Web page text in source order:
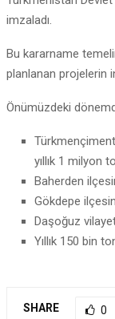
imzaladı.
Bu kararname
planlanan projelerin
Önümüzdeki
yıllık 1 milyon
Baherden
Gökdepe
Daşoğuz
Yıllık 150 bin
SHARE 0